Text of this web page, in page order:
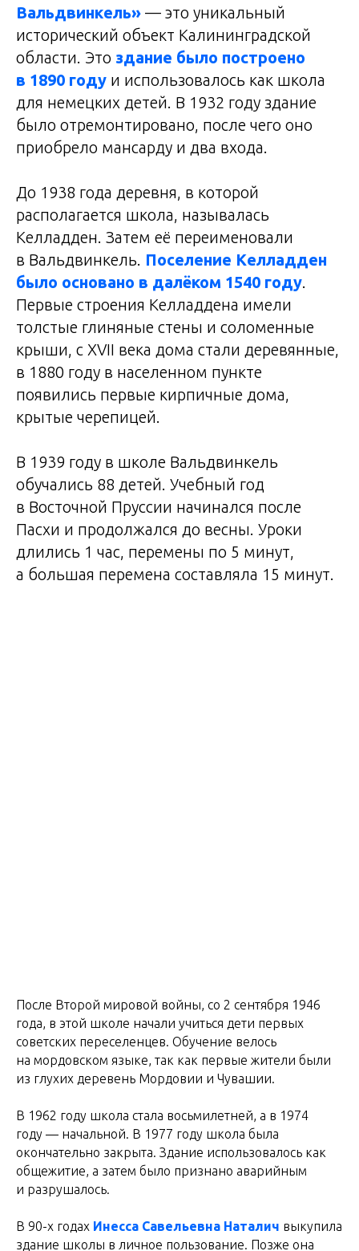
Вальдвинкель» — это уникальный
исторический объект Калининградской
области. Это здание было построено
в 1890 году и использовалось как школа
для немецких детей. В 1932 году здание
было отремонтировано, после чего оно
приобрело мансарду и два входа.
До 1938 года деревня, в которой
располагается школа, называлась
Келладден. Затем её переименовали
в Вальдвинкель. Поселение Келладден
было основано в далёком 1540 году.
Первые строения Келладдена имели
толстые глиняные стены и соломенные
крыши, с XVII века дома стали деревянные,
в 1880 году в населенном пункте
появились первые кирпичные дома,
крытые черепицей.
В 1939 году в школе Вальдвинкель
обучались 88 детей. Учебный год
в Восточной Пруссии начинался после
Пасхи и продолжался до весны. Уроки
длились 1 час, перемены по 5 минут,
а большая перемена составляла 15 минут.
После Второй мировой войны, со 2 сентября 1946
года, в этой школе начали учиться дети первых
советских переселенцев. Обучение велось
на мордовском языке, так как первые жители были
из глухих деревень Мордовии и Чувашии.
В 1962 году школа стала восьмилетней, а в 1974
году — начальной. В 1977 году школа была
окончательно закрыта. Здание использовалось как
общежитие, а затем было признано аварийным
и разрушалось.
В 90-х годах Инесса Савельевна Наталич выкупила
здание школы в личное пользование. Позже она